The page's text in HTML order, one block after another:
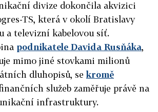
divize dokončila akvizici
TS, která v okolí Bratislavy
a televizní kabelovou síť.
podnikatele Davida Rusňáka,
mimo jiné stovkami milionů
dluhopisů, sekromě
služeb zaměřuje právě na
infrastruktury.